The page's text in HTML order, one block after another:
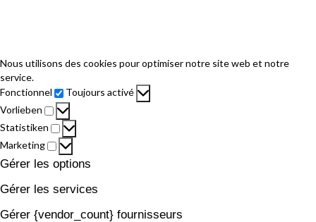
Nous utilisons des cookies pour optimiser notre site web et notre
service.
Fonctionnel
Fonctionnel
Toujours activé
Vorlieben
Vorlieben
Statistiken
Statistiken
Marketing
Marketing
Gérer les options
Gérer les services
Gérer {vendor_count} fournisseurs